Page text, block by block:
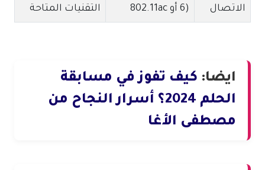
الاتصال
6) أو 802.11ac
التقنيات المتاحة
ايضا: كيف تفوز في مسابقة
الحلم 2024؟ أسرار النجاح من
مصطفى الأغا